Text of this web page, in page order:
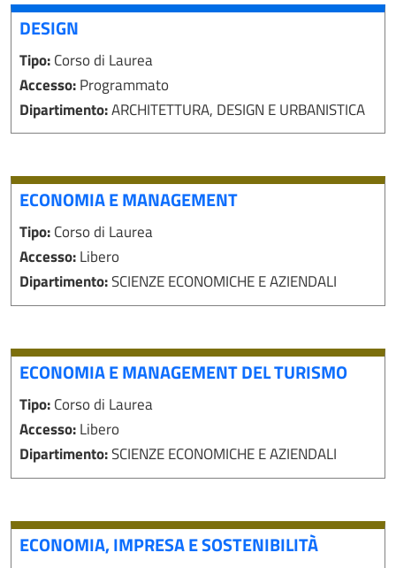
DESIGN
Tipo:Corso di Laurea
Accesso:Programmato
Dipartimento:ARCHITETTURA, DESIGN E URBANISTICA
ECONOMIA E MANAGEMENT
Tipo:Corso di Laurea
Accesso:Libero
Dipartimento:SCIENZE ECONOMICHE E AZIENDALI
ECONOMIA E MANAGEMENT DEL TURISMO
Tipo:Corso di Laurea
Accesso:Libero
Dipartimento:SCIENZE ECONOMICHE E AZIENDALI
ECONOMIA, IMPRESA E SOSTENIBILITÀ